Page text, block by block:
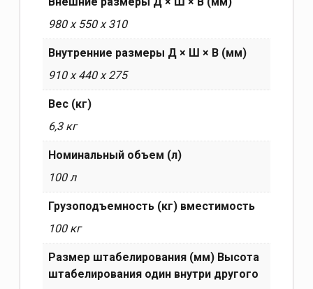
980 х 550 х 310
Внутренние размеры Д × Ш × В (мм)
910 х 440 х 275
Вес (кг)
6,3 кг
Номинальный объем (л)
100 л
Грузоподъемность (кг) вместимость
100 кг
Размер штабелирования (мм) Высота
штабелирования один внутри другого